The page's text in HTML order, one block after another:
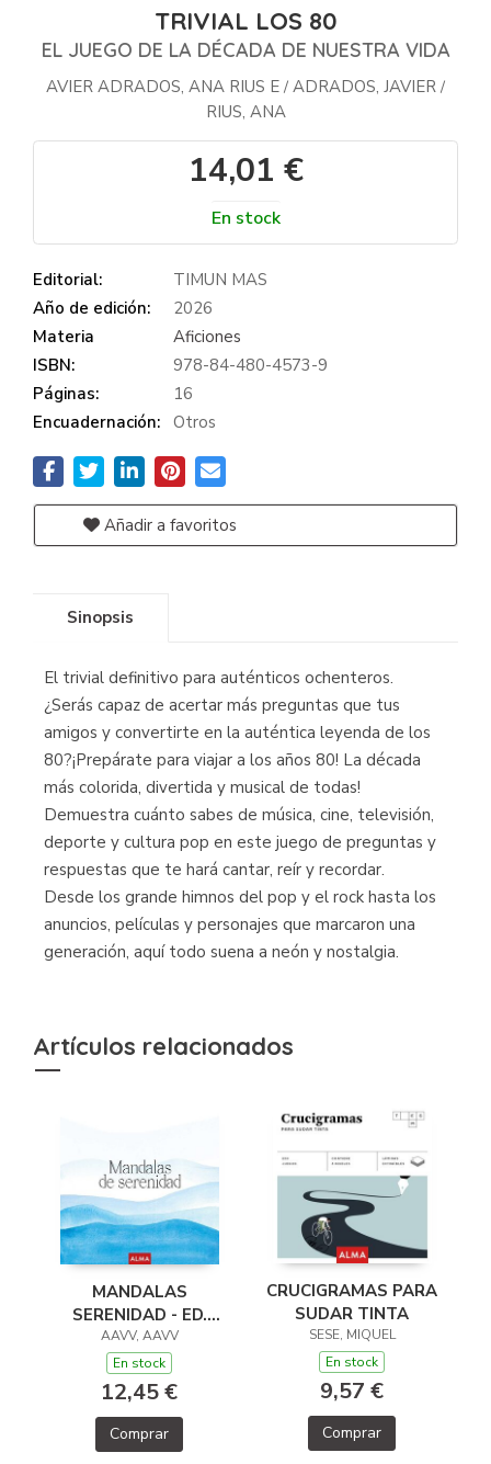
TRIVIAL LOS 80
EL JUEGO DE LA DÉCADA DE NUESTRA VIDA
AVIER ADRADOS, ANA RIUS E / ADRADOS, JAVIER /
RIUS, ANA
14,01 €
En stock
Editorial:
TIMUN MAS
Año de edición:
2026
Materia
Aficiones
ISBN:
978-84-480-4573-9
Páginas:
16
Encuadernación: Otros
Añadir a favoritos
Sinopsis
El trivial definitivo para auténticos ochenteros.
¿Serás capaz de acertar más preguntas que tus
amigos y convertirte en la auténtica leyenda de los
80?¡Prepárate para viajar a los años 80! La década
más colorida, divertida y musical de todas!
Demuestra cuánto sabes de música, cine, televisión,
deporte y cultura pop en este juego de preguntas y
respuestas que te hará cantar, reír y recordar.
Desde los grande himnos del pop y el rock hasta los
anuncios, películas y personajes que marcaron una
generación, aquí todo suena a neón y nostalgia.
Artículos relacionados
MANDALAS
SERENIDAD - ED.
2026 (COL. HOBBIES)
AAVV, AAVV
En stock
12,45 €
Comprar
CRUCIGRAMAS PARA
SUDAR TINTA
SESE, MIQUEL
En stock
9,57 €
Comprar